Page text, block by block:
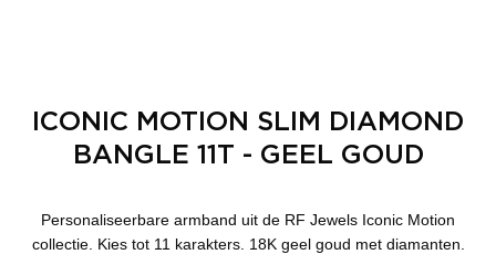
ICONIC MOTION SLIM DIAMOND
BANGLE 11T - GEEL GOUD
Personaliseerbare armband uit de RF Jewels Iconic Motion
collectie. Kies tot 11 karakters. 18K geel goud met diamanten.